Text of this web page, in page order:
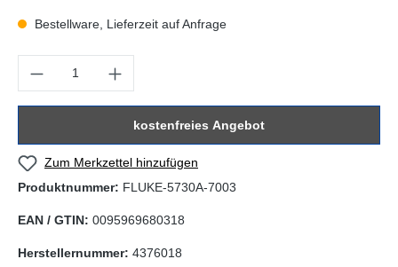
Bestellware, Lieferzeit auf Anfrage
kostenfreies Angebot
Zum Merkzettel hinzufügen
Produktnummer: FLUKE-5730A-7003
EAN / GTIN: 0095969680318
Herstellernummer: 4376018